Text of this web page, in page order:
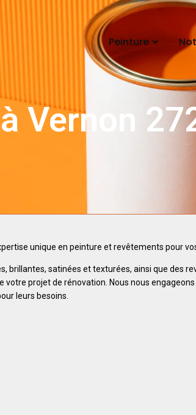
Peinture
Vernon
unique en peinture et revêtements pour
brillantes, satinées et texturées, ainsi que des
projet de rénovation. Nous nous engageons
leurs besoins.